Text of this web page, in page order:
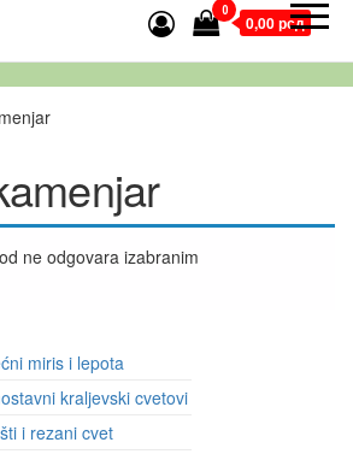
0
0,00 рсд
ne odgovara izabranim
miris i lepota
kraljevski cvetovi
i rezani cvet